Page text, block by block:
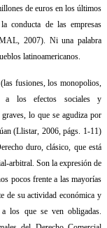
de euros en los últimos
conducta de las empresas
2007). Ni una palabra
latinoamericanos.
fusiones, los monopolios,
a los efectos sociales y
lo que se agudiza por
(Llistar, 2006, págs. 1-11)
duro, clásico, que está
arbitral. Son la expresión de
pocos frente a las mayorías
de su actividad económica y
los que se ven obligadas.